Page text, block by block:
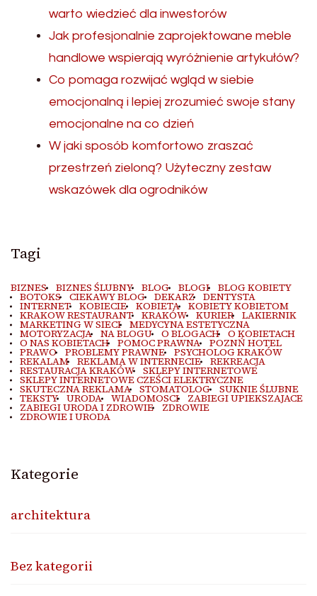
warto wiedzieć dla inwestorów
Jak profesjonalnie zaprojektowane meble
handlowe wspierają wyróżnienie artykułów?
Co pomaga rozwijać wgląd w siebie
emocjonalną i lepiej zrozumieć swoje stany
emocjonalne na co dzień
W jaki sposób komfortowo zraszać
przestrzeń zieloną? Użyteczny zestaw
wskazówek dla ogrodników
Tagi
BIZNES BIZNES ŚLUBNY BLOG BLOGI BLOG KOBIETY
BOTOKS CIEKAWY BLOG DEKARZ DENTYSTA
INTERNET KOBIECIE KOBIETA KOBIETY KOBIETOM
KRAKOW RESTAURANT KRAKÓW KURIER LAKIERNIK
MARKETING W SIECI MEDYCYNA ESTETYCZNA
MOTORYZACJA NA BLOGU O BLOGACH O KOBIETACH
O NAS KOBIETACH POMOC PRAWNA POZNŃ HOTEL
PRAWO PROBLEMY PRAWNE PSYCHOLOG KRAKÓW
REKALAM REKLAMA W INTERNECIE REKREACJA
RESTAURACJA KRAKÓW SKLEPY INTERNETOWE
SKLEPY INTERNETOWE CZEŚCI ELEKTRYCZNE
SKUTECZNA REKLAMA STOMATOLOG SUKNIE ŚLUBNE
TEKSTY URODA WIADOMOSCI ZABIEGI UPIEKSZAJACE
ZABIEGI URODA I ZDROWIE ZDROWIE
ZDROWIE I URODA
Kategorie
architektura
Bez kategorii